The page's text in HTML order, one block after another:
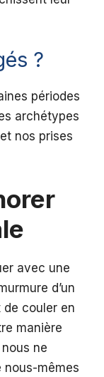
?
périodes
archétypes
nos prises
avec une
d’un
couler en
manière
ne
nous-mêmes